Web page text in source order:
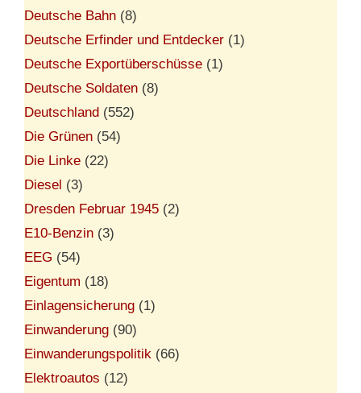
Deutsche Bahn (8)
Deutsche Erfinder und Entdecker (1)
Deutsche Exportüberschüsse (1)
Deutsche Soldaten (8)
Deutschland (552)
Die Grünen (54)
Die Linke (22)
Diesel (3)
Dresden Februar 1945 (2)
E10-Benzin (3)
EEG (54)
Eigentum (18)
Einlagensicherung (1)
Einwanderung (90)
Einwanderungspolitik (66)
Elektroautos (12)